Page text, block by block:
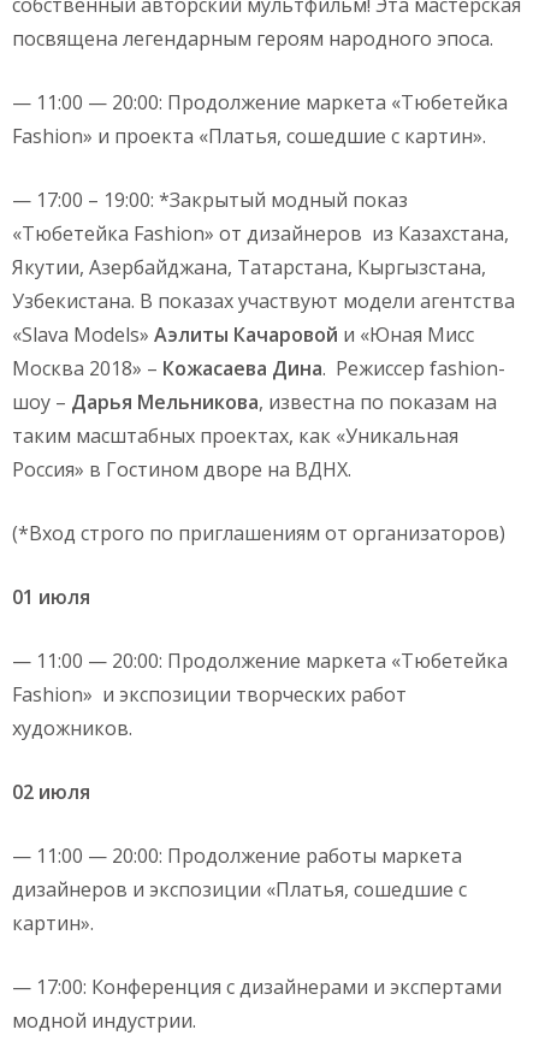
посвящена легендарным героям народного эпоса.
— 11:00 — 20:00: Продолжение маркета «Тюбетейка
Fashion» и проекта «Платья, сошедшие с картин».
— 17:00 – 19:00: *Закрытый модный показ
«Тюбетейка Fashion» от дизайнеров из Казахстана,
Якутии, Азербайджана, Татарстана, Кыргызстана,
Узбекистана. В показах участвуют модели агентства
«Slava Models» Аэлиты Качаровой и «Юная Мисс
Москва 2018» – Кожасаева Дина. Режиссер fashion-
шоу – Дарья Мельникова, известна по показам на
таким масштабных проектах, как «Уникальная
Россия» в Гостином дворе на ВДНХ.
(*Вход строго по приглашениям от организаторов)
01 июля
— 11:00 — 20:00: Продолжение маркета «Тюбетейка
Fashion» и экспозиции творческих работ
художников.
02 июля
— 11:00 — 20:00: Продолжение работы маркета
дизайнеров и экспозиции «Платья, сошедшие с
картин».
— 17:00: Конференция с дизайнерами и экспертами
модной индустрии.